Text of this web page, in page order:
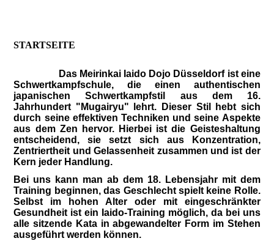
STARTSEITE
Das Meirinkai Iaido Dojo Düsseldorf ist eine
Schwertkampfschule, die einen authentischen
japanischen Schwertkampfstil aus dem 16.
Jahrhundert "Mugairyu" lehrt. Dieser Stil hebt sich
durch seine effektiven Techniken und seine Aspekte
aus dem Zen hervor. Hierbei ist die Geisteshaltung
entscheidend, sie setzt sich aus Konzentration,
Zentriertheit und Gelassenheit zusammen und ist der
Kern jeder Handlung.
Bei uns kann man ab dem 18. Lebensjahr mit dem
Training beginnen, das Geschlecht spielt keine Rolle.
Selbst im hohen Alter oder mit eingeschränkter
Gesundheit ist ein Iaido-Training möglich, da bei uns
alle sitzende Kata in abgewandelter Form im Stehen
ausgeführt werden können.